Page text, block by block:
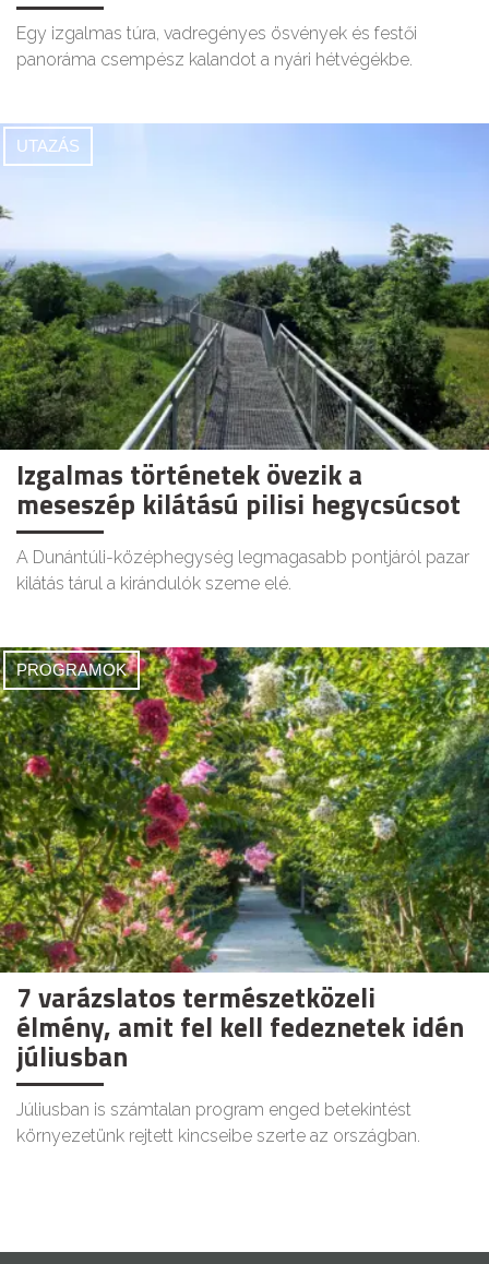
Egy izgalmas túra, vadregényes ösvények és festői
panoráma csempész kalandot a nyári hétvégékbe.
UTAZÁS
Izgalmas történetek övezik a
meseszép kilátású pilisi hegycsúcsot
A Dunántúli-középhegység legmagasabb pontjáról pazar
kilátás tárul a kirándulók szeme elé.
PROGRAMOK
7 varázslatos természetközeli
élmény, amit fel kell fedeznetek idén
júliusban
Júliusban is számtalan program enged betekintést
környezetünk rejtett kincseibe szerte az országban.